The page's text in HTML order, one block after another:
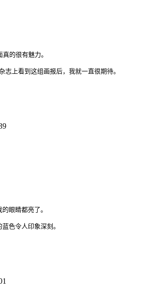
的很有魅力。
志上看到这组画报后，我就一直很期待。
眼睛都亮了。
色令人印象深刻。